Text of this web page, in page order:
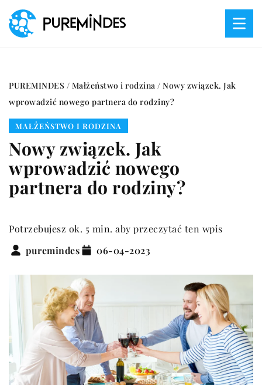
PUREMINDES / Małżeństwo i rodzina / Nowy związek. Jak
wprowadzić nowego partnera do rodziny?
MAŁŻEŃSTWO I RODZINA
Nowy związek. Jak
wprowadzić nowego
partnera do rodziny?
Potrzebujesz ok. 5 min. aby przeczytać ten wpis
puremindes
06-04-2023